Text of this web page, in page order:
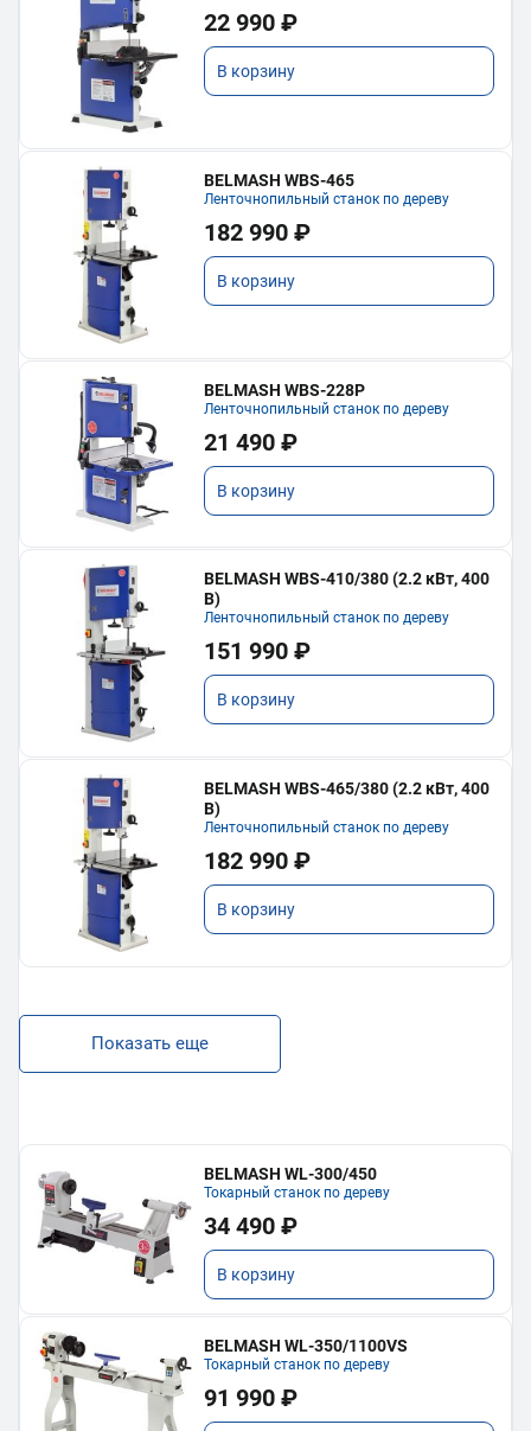
22 990 ₽
В корзину
BELMASH WBS-465
Ленточнопильный станок по дереву
182 990 ₽
В корзину
BELMASH WBS-228P
Ленточнопильный станок по дереву
21 490 ₽
В корзину
BELMASH WBS-410/380 (2.2 кВт, 400
В)
Ленточнопильный станок по дереву
151 990 ₽
В корзину
BELMASH WBS-465/380 (2.2 кВт, 400
В)
Ленточнопильный станок по дереву
182 990 ₽
В корзину
Показать еще
BELMASH WL-300/450
Токарный станок по дереву
34 490 ₽
В корзину
BELMASH WL-350/1100VS
Токарный станок по дереву
91 990 ₽